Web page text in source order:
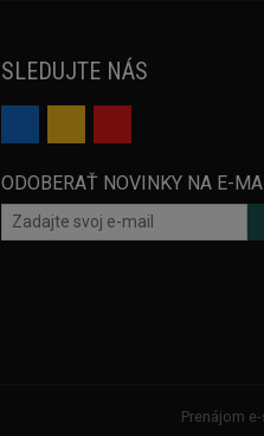
SLEDUJTE NÁS
ODOBERAŤ NOVINKY NA E-
Prenájom